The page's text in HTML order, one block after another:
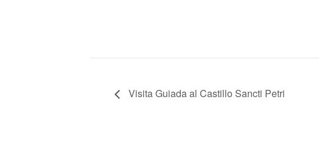
Visita Guiada al Castillo Sancti Petri